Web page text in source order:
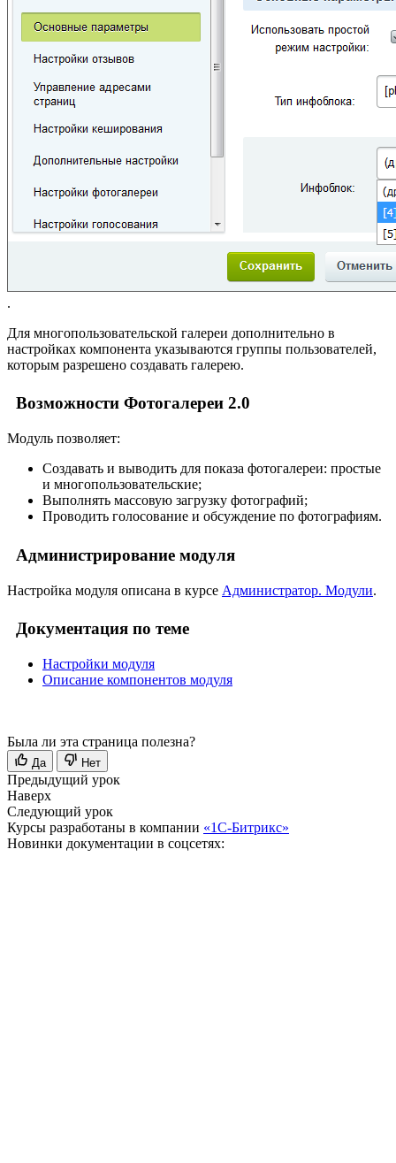
.
Для многопользовательской галереи дополнительно в
настройках компонента указываются группы пользователей,
которым разрешено создавать галерею.
Возможности Фотогалереи 2.0
Модуль позволяет:
Создавать и выводить для показа фотогалереи: простые
и многопользовательские;
Выполнять массовую загрузку фотографий;
Проводить голосование и обсуждение по фотографиям.
Администрирование модуля
Настройка модуля описана в курсе Администратор. Модули.
Документация по теме
Настройки модуля
Описание компонентов модуля
Была ли эта страница полезна?
Да Нет
Предыдущий урок
Наверх
Следующий урок
Курсы разработаны в компании «1С-Битрикс»
Новинки документации в соцсетях: